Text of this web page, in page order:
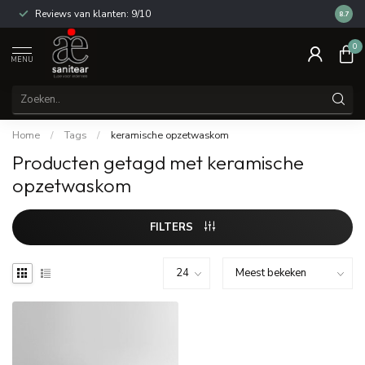
Reviews van klanten: 9/10 14
8.7
MENU
0
Home / Tags / keramische opzetwaskom
Producten getagd met keramische
opzetwaskom
FILTERS